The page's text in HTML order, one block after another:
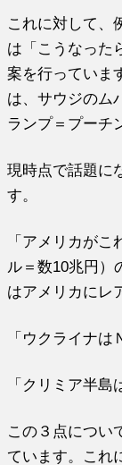
これに対して、
は「こうなった
案を行っていま
は、サウジのム
ランプ＝プーチ
現時点で話題に
す。
「アメリカが
ル＝数10兆円）
はアメリカにレ
「ウクライナは
「クリミア半島
この３点につい
ています。これ